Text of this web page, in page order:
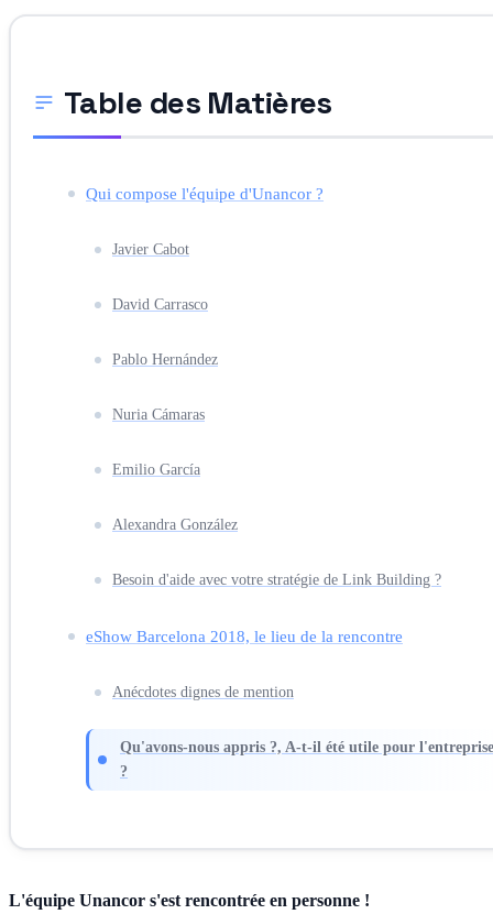
Table des Matières
Qui compose l'équipe d'Unancor ?
Javier Cabot
David Carrasco
Pablo Hernández
Nuria Cámaras
Emilio García
Alexandra González
Besoin d'aide avec votre stratégie de Link Building ?
eShow Barcelona 2018, le lieu de la rencontre
Anécdotes dignes de mention
Qu'avons-nous appris ?, A-t-il été utile pour l'entreprise
?
L'équipe Unancor s'est rencontrée en personne !